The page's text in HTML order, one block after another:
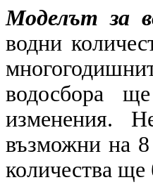
Моделът за
водни
водосбора
изменения.
възможни на 8
количества ще